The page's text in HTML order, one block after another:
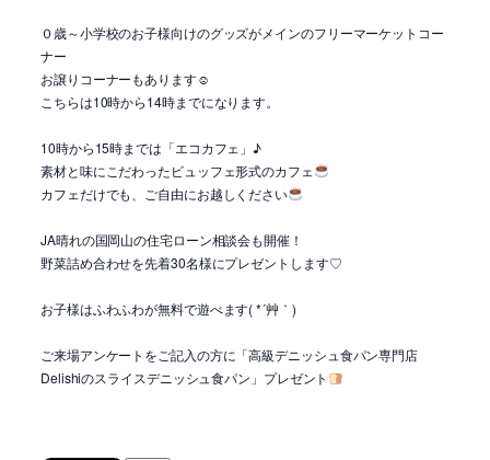
０歳～小学校のお子様向けのグッズがメインのフリーマーケットコー
ナー
お譲りコーナーもあります☺
こちらは10時から14時までになります。
10時から15時までは「エコカフェ」♪
素材と味にこだわったビュッフェ形式のカフェ
カフェだけでも、ご自由にお越しください
JA晴れの国岡山の住宅ローン相談会も開催！
野菜詰め合わせを先着30名様にプレゼントします♡
お子様はふわふわが無料で遊べます( *´艸｀)
ご来場アンケートをご記入の方に「高級デニッシュ食パン専門店
Delishiのスライスデニッシュ食パン」プレゼント